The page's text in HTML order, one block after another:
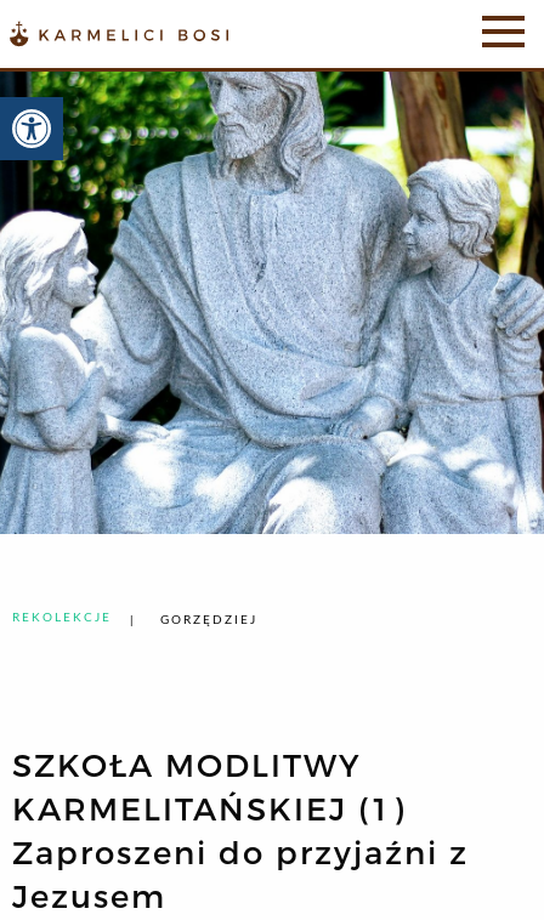
Otwórz pasek narzędzi
REKOLEKCJE GORZĘDZIEJ
SZKOŁA MODLITWY
KARMELITAŃSKIEJ (1)
Zaproszeni do przyjaźni z
Jezusem